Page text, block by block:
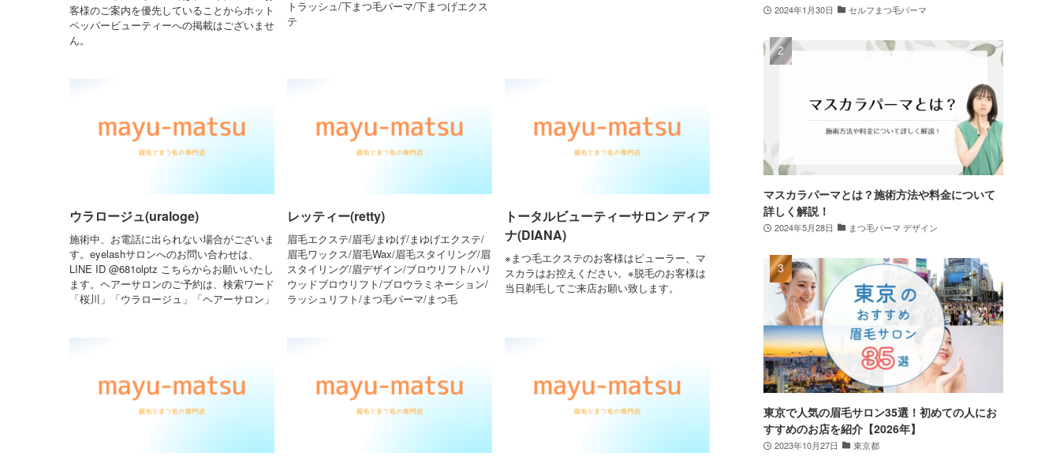
客様のご案内を優先していることからホット
ペッパービューティーへの掲載はございませ
ん。
トラッシュ/下まつ毛パーマ/下まつげエクス
テ
ウラロージュ(uraloge)
施術中、お電話に出られない場合がございま
す。eyelashサロンへのお問い合わせは、
LINE ID @681olptz こちらからお願いいたし
ます。ヘアーサロンのご予約は、検索ワード
「桜川」「ウラロージュ」「ヘアーサロン」
レッティー(retty)
眉毛エクステ/眉毛/まゆげ/まゆげエクステ/
眉毛ワックス/眉毛Wax/眉毛スタイリング/眉
スタイリング/眉デザイン/ブロウリフト/ハリ
ウッドブロウリフト/ブロウラミネーション/
ラッシュリフト/まつ毛パーマ/まつ毛
トータルビューティーサロン ディア
ナ(DIANA)
※まつ毛エクステのお客様はビューラー、マ
スカラはお控えください。※脱毛のお客様は
当日剃毛してご来店お願い致します。
2024年1月30日 セルフまつ毛パーマ
マスカラパーマとは？施術方法や料金について
詳しく解説！
2024年5月28日 まつ毛パーマ デザイン
東京で人気の眉毛サロン35選！初めての人にお
すすめのお店を紹介【2026年】
2023年10月27日 東京都